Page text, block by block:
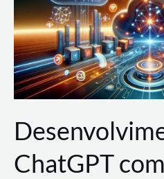
Nuvem:
Google
Cloud,
AWS
e
Azure
ChatGPT